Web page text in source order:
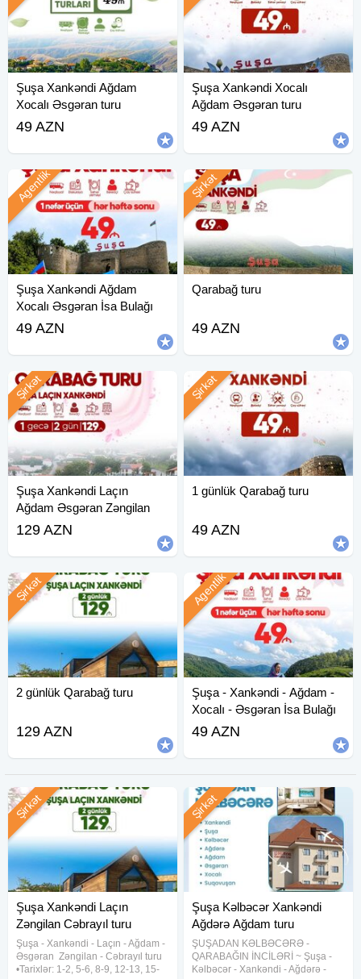
Şuşa Xankəndi Ağdam
Xocalı Əsgəran turu
49 AZN
Şuşa Xankəndi Xocalı
Ağdam Əsgəran turu
49 AZN
Şuşa Xankəndi Ağdam
Xocalı Əsgəran İsa Bulağı
Agentlik
49 AZN
Qarabağ turu
Şirkət
49 AZN
Şuşa Xankəndi Laçın
Ağdam Əsgəran Zəngilan
Şirkət
129 AZN
1 günlük Qarabağ turu
Şirkət
49 AZN
2 günlük Qarabağ turu
Şirkət
129 AZN
Şuşa - Xankəndi - Ağdam -
Xocalı - Əsgəran İsa Bulağı
Turu
Agentlik
49 AZN
Şuşa Xankəndi Laçın
Zəngilan Cəbrayıl turu
Şuşa ︎- Xankəndi ︎- Laçın ︎- Ağdam ︎-
Əsgəran ︎ Zəngilan ︎- Cəbrayıl turu
•Tarixlər: 1-2, 5-6, 8-9, 12-13, 15-
Şirkət
Şuşa Kəlbəcər Xankəndi
Ağdərə Ağdam turu
ŞUŞADAN KƏLBƏCƏRƏ -
QARABAĞIN İNCİLƏRİ ~ Şuşa -
Kəlbəcər - Xankəndi - Ağdərə -
Şirkət